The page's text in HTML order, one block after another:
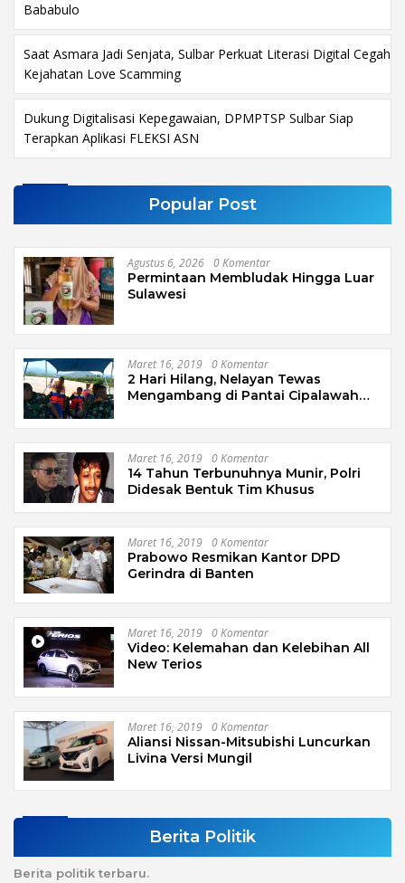
Bababulo
Saat Asmara Jadi Senjata, Sulbar Perkuat Literasi Digital Cegah
Kejahatan Love Scamming
Dukung Digitalisasi Kepegawaian, DPMPTSP Sulbar Siap
Terapkan Aplikasi FLEKSI ASN
Popular Post
Agustus 6, 2026 0 Komentar
Permintaan Membludak Hingga Luar
Sulawesi
Maret 16, 2019 0 Komentar
2 Hari Hilang, Nelayan Tewas
Mengambang di Pantai Cipalawah
Maret 16, 2019 0 Komentar
14 Tahun Terbunuhnya Munir, Polri
Didesak Bentuk Tim Khusus
Maret 16, 2019 0 Komentar
Prabowo Resmikan Kantor DPD
Gerindra di Banten
Maret 16, 2019 0 Komentar
Video: Kelemahan dan Kelebihan All
New Terios
Maret 16, 2019 0 Komentar
Aliansi Nissan-Mitsubishi Luncurkan
Livina Versi Mungil
Berita Politik
Berita politik terbaru.